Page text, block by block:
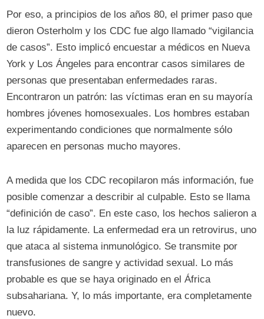
Por eso, a principios de los años 80, el primer paso que
dieron Osterholm y los CDC fue algo llamado “vigilancia
de casos”. Esto implicó encuestar a médicos en Nueva
York y Los Ángeles para encontrar casos similares de
personas que presentaban enfermedades raras.
Encontraron un patrón: las víctimas eran en su mayoría
hombres jóvenes homosexuales. Los hombres estaban
experimentando condiciones que normalmente sólo
aparecen en personas mucho mayores.
A medida que los CDC recopilaron más información, fue
posible comenzar a describir al culpable. Esto se llama
“definición de caso”. En este caso, los hechos salieron a
la luz rápidamente. La enfermedad era un retrovirus, uno
que ataca al sistema inmunológico. Se transmite por
transfusiones de sangre y actividad sexual. Lo más
probable es que se haya originado en el África
subsahariana. Y, lo más importante, era completamente
nuevo.